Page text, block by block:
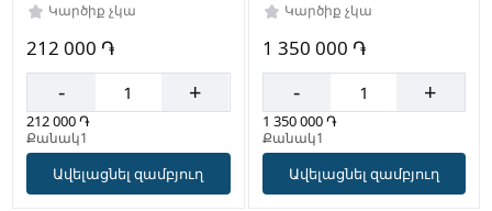
Կարծիք չկա
212 000 ֏
- +
212 000 ֏
Քանակ1
Ավելացնել զամբյուղ
Կարծիք չկա
1 350 000 ֏
- +
1 350 000 ֏
Քանակ1
Ավելացնել զամբյուղ